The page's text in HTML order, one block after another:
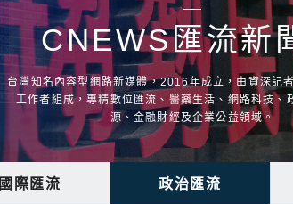
CNEWS匯流新
台灣知名內容型網路新媒體，2016年成立，由資深記
工作者組成，專精數位匯流、醫藥生活、網路科技、
源、金融財經及企業公益領域。
國際匯流 政治匯流